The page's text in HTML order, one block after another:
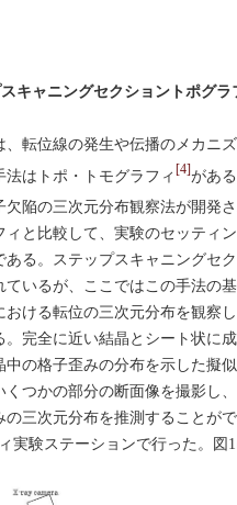
キャニングセクショントポグ
転位線の発生や伝播のメカニ
はトポ・トモグラフィ [4]があ
陥の三次元分布観察法が開発
と比較して、実験のセッティ
る。ステップスキャニングセ
いるが、ここではこの手法の
ける転位の三次元分布を観察し
完全に近い結晶とシート状に
中の格子歪みの分布を示した擬
つかの部分の断面像を撮影し
三次元分布を推測することがで
験ステーションで行った。図